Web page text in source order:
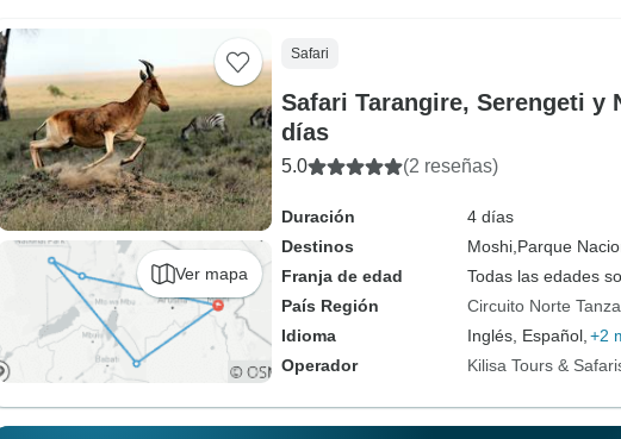
Ver mapa
Safari
Safari Tarangire, Serengeti y
días
5.0 (2 reseñas)
Duración
4 días
Destinos
Moshi, Parque
Franja de edad
Todas las edades
País Región
Circuito Norte
Idioma
Inglés, Español, +2
Operador
Kilisa Tours &